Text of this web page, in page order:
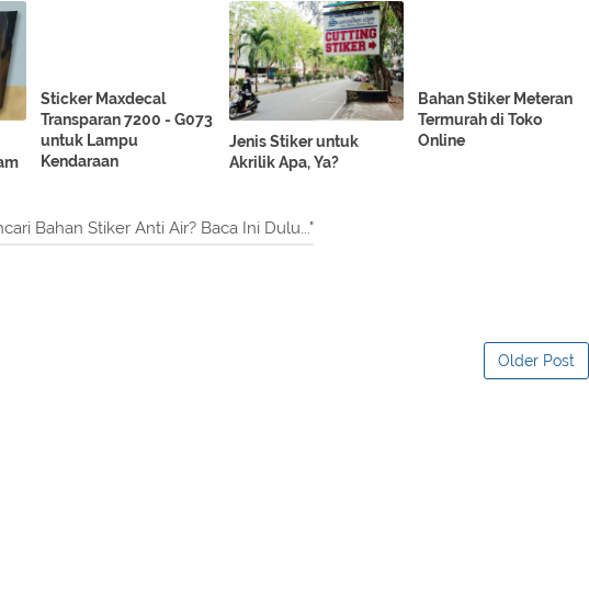
Sticker Maxdecal
Transparan 7200 - G073
untuk Lampu
Kendaraan
Jenis Stiker untuk
Akrilik Apa, Ya?
Bahan Stiker Meteran
Termurah di Toko
Online
Bahan Stiker Anti Air? Baca Ini Dulu..."
Older Post